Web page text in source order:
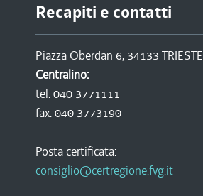
Recapiti e contatti
Piazza Oberdan 6, 34133 TRIESTE
Centralino:
tel. 040 3771111
fax. 040 3773190
Posta certificata:
consiglio@certregione.fvg.it